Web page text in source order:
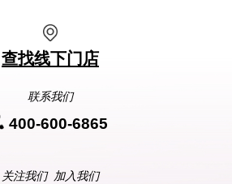
查找线下门店
联系我们
400-600-6865
关注我们 加入我们